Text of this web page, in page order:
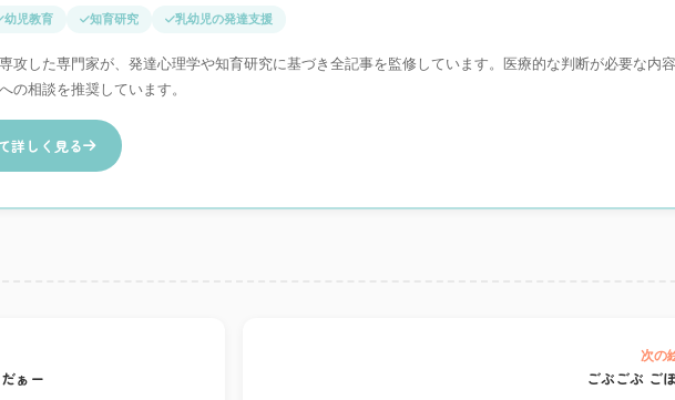
幼児教育 知育研究 乳幼児の発達支援
攻した専門家が、発達心理学や知育研究に基づき全記事を監修しています。医療的な判断が必要な内容
の相談を推奨しています。
詳しく見る
ぁー
次の
ごぶごぶ ご